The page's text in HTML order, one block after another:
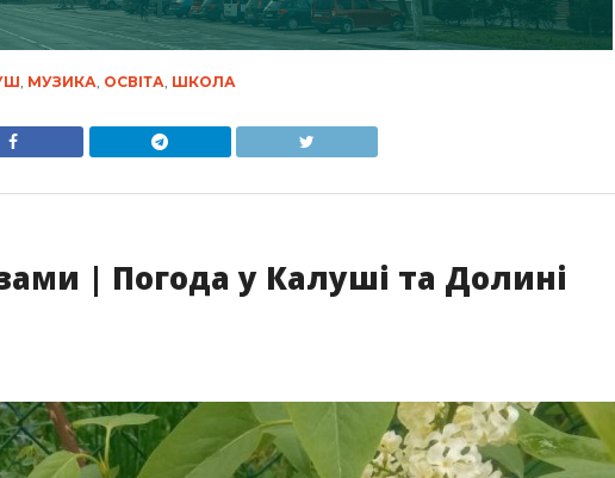
, МУЗИКА, ОСВІТА, ШКОЛА
| Погода у Калуші та Долині